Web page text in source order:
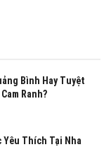
Bình Hay Tuyệt
Ranh?
Thích Tại Nha